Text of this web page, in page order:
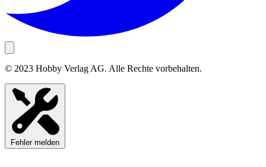
© 2023 Hobby Verlag AG. Alle Rechte vorbehalten.
Fehler melden